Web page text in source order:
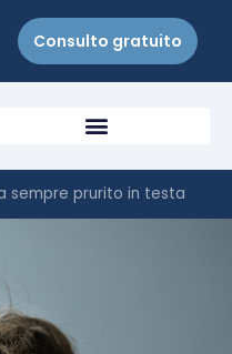
Consulto gratuito
sempre prurito in testa